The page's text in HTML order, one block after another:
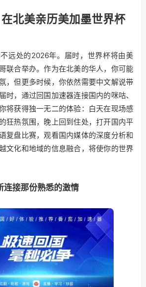
北美亲历美加墨世界杯
远处的2026年。届时，世界杯将由美
联合举办。作为在北美的华人，你可能
，但更多时候，你依然需要中文解说带
时，通过回国加速器连接国内的咪咕、
将获得独一无二的体验：白天在现场感
狂热氛围，晚上回到住处，打开国内平
复盘比赛，观看国内媒体的深度分析和
文化和地域的信息融合，将使你的世界
连接那份熟悉的激情